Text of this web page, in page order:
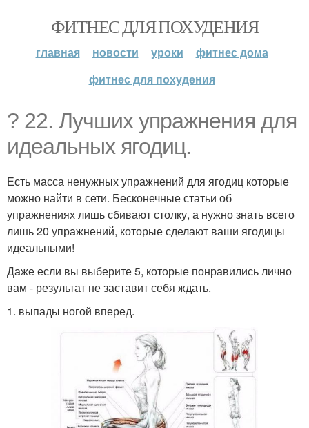
ФИТНЕС ДЛЯ ПОХУДЕНИЯ
главная новости уроки
фитнес дома
фитнес для похудения
? 22. Лучших упражнения для
идеальных ягодиц.
Есть масса ненужных упражнений для ягодиц которые
можно найти в сети. Бесконечные статьи об
упражнениях лишь сбивают столку, а нужно знать всего
лишь 20 упражнений, которые сделают ваши ягодицы
идеальными!
Даже если вы выберите 5, которые понравились лично
вам - результат не заставит себя ждать.
1. выпады ногой вперед.